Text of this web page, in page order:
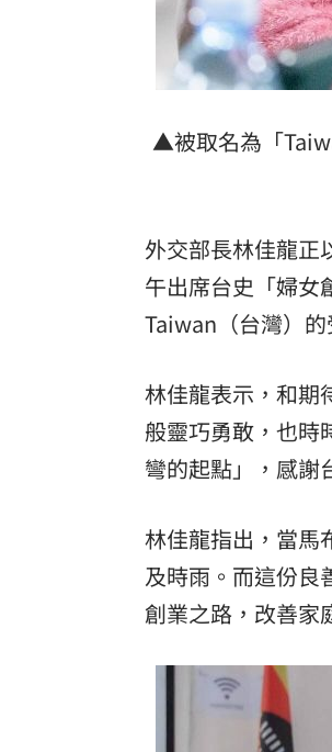
「拍片人的多重宇
8國球員齊聚高雄
理想混蛋號召粉絲跨
▲被取名為「
外交部長林佳龍正
午出席台史「婦女
Taiwan（台灣）
林佳龍表示，和期
般靈巧勇敢，也時
彎的起點」，感謝
林佳龍指出，當馬
及時雨。而這份良
創業之路，改善家